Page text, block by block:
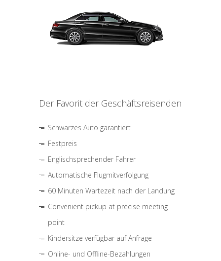
Der Favorit der Geschäftsreisenden
Schwarzes Auto garantiert
Festpreis
Englischsprechender Fahrer
Automatische Flugmitverfolgung
60 Minuten Wartezeit nach der Landung
Convenient pickup at precise meeting
point
Kindersitze verfügbar auf Anfrage
Online- und Offline-Bezahlungen